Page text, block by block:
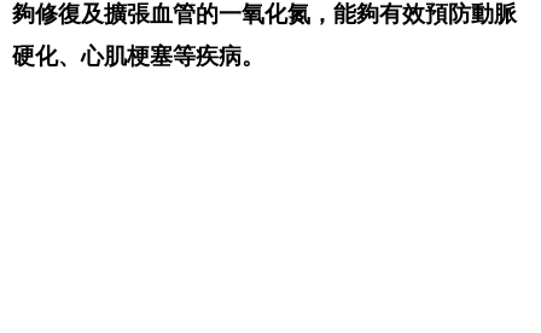
夠修復及擴張血管的一氧化氮，能夠有效預防動脈
硬化、心肌梗塞等疾病。